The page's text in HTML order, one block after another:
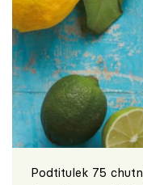
Podtitulek 75